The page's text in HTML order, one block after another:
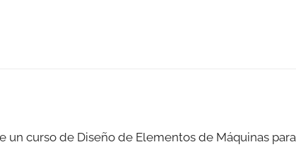
curso de Diseño de Elementos de Máquinas para